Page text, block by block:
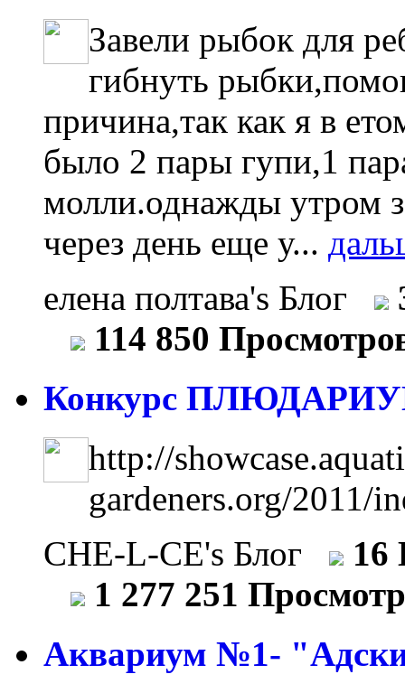
Завели рыбок для
гибнуть
причина,так как я в
было 2 пары гупи,1
молли.однажды утром
через день еще у...
елена полтава's Блог
114 850
Конкурс
http://
gardeners.org/2011/
CHE-L-CE's Блог
16
1 277 251
Аквариум №1-